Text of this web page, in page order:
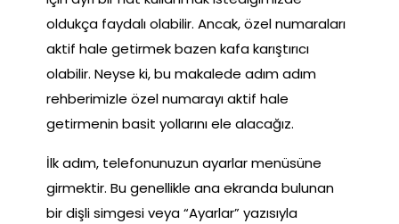
oldukça faydalı olabilir. Ancak, özel numaraları
aktif hale getirmek bazen kafa karıştırıcı
olabilir. Neyse ki, bu makalede adım adım
rehberimizle özel numarayı aktif hale
getirmenin basit yollarını ele alacağız.
İlk adım, telefonunuzun ayarlar menüsüne
girmektir. Bu genellikle ana ekranda bulunan
bir dişli simgesi veya “Ayarlar” yazısıyla